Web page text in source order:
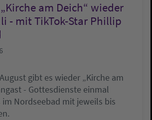
am Deich“ wieder
- mit TikTok-Star Phillip
gibt es wieder „Kirche am
- Gottesdienste einmal
im Nordseebad mit jeweils bis